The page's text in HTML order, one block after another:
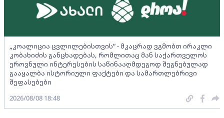
„კოალიცია ცვლილებისთვის“ - მკაცრად ვგმობთ ირაკლი
კობახიძის განცხადებას, რომლითაც მან საქართველოს
ეროვნული ინტერესების საწინააღმდეგოდ შეგნებულად
გააყალბა ისტორიული ფაქტები და სამართლებრივი
შეფასებები
2026/08/08 18:48